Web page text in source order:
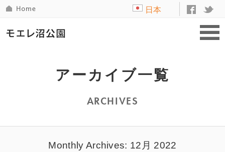
日本
アーカイブ一覧
ARCHIVES
Monthly Archives: 12月 2022